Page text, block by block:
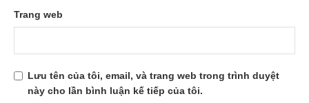
Trang web
Lưu tên của tôi, email, và trang web trong trình duyệt
này cho lần bình luận kế tiếp của tôi.